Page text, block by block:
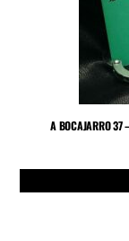
A BOCAJARRO 37